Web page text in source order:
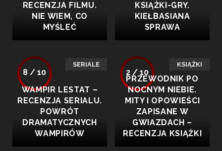
RECENZJA FILMU.
NIE WIEM, CO
MYŚLEĆ
KSIĄŻKI-GRY.
KIEŁBASIANA
SPRAWA
SERIALE
8 / 10
WAMPIR LESTAT –
RECENZJA SERIALU.
POWRÓT
DRAMATYCZNYCH
WAMPIRÓW
KSIĄŻKI
2 / 10
PRZEWODNIK PO
NOCNYM NIEBIE.
MITY I OPOWIEŚCI
ZAPISANE W
GWIAZDACH –
RECENZJA KSIĄŻKI